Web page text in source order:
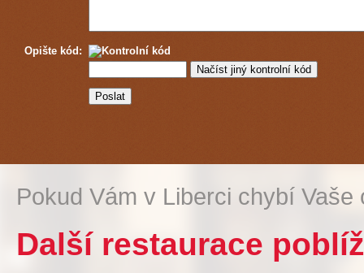
Opište kód:
Pokud Vám v Liberci chybí
Další restaurace